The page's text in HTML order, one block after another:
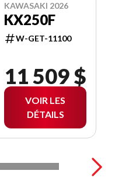
KAWASAKI 2026
KX250F
W-GET-11100
11 509 $
VOIR LES
DÉTAILS